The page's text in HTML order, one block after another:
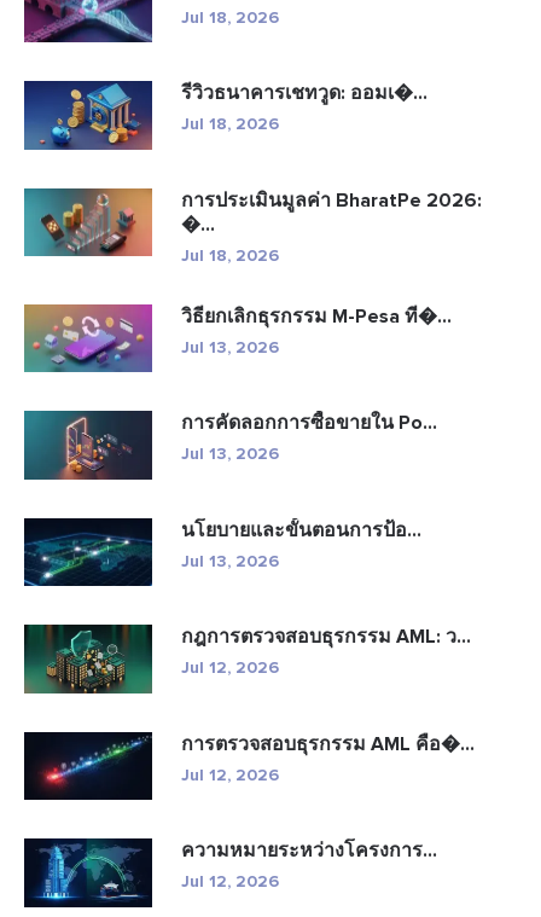
Jul 18, 2026
รีวิวธนาคารเชทวูด: ออมเ�...
Jul 18, 2026
การประเมินมูลค่า BharatPe 2026:
�...
Jul 18, 2026
วิธียกเลิกธุรกรรม M-Pesa ที�...
Jul 13, 2026
การคัดลอกการซื้อขายใน Po...
Jul 13, 2026
นโยบายและขั้นตอนการป้อ...
Jul 13, 2026
กฎการตรวจสอบธุรกรรม AML: ว...
Jul 12, 2026
การตรวจสอบธุรกรรม AML คือ�...
Jul 12, 2026
ความหมายระหว่างโครงการ...
Jul 12, 2026